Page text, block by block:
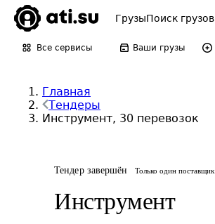
ГрузыПоиск грузов
Все сервисы Ваши грузы
Главная
Тендеры
Инструмент, 30 перевозок
Тендер завершён Только один поставщик
Инструмент